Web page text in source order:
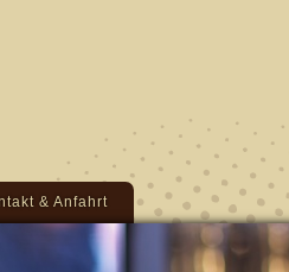
& Anfahrt